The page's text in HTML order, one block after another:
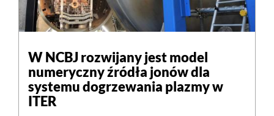
W NCBJ rozwijany jest model
numeryczny źródła jonów dla
systemu dogrzewania plazmy w
ITER